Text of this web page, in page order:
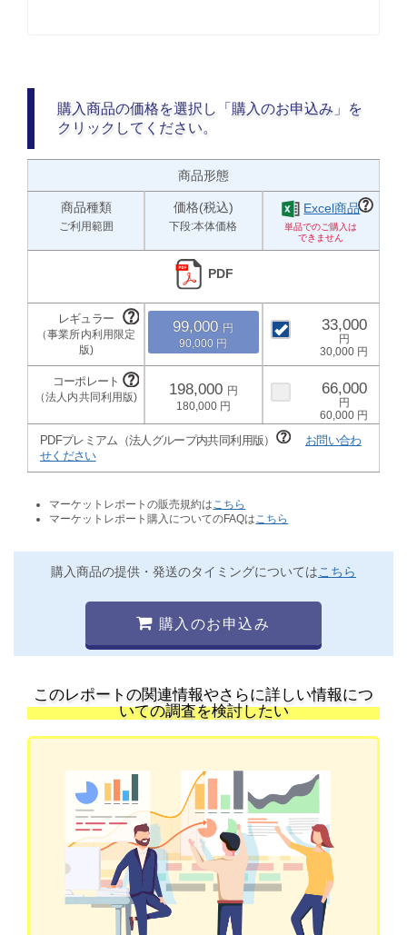
購入商品の価格を選択し「購入のお申込み」を
クリックしてください。
商品形態
商品種類
ご利用範囲
価格(税込)
下段:本体価格
Excel商品
PDF
99,000
90,000
33,000
30,000
198,000
180,000
66,000
60,000
PDFプレミアム（法人グループ内共同利用版）
お問い合わ
せください
マーケットレポートの販売規約は こちら
マーケットレポート購入についてのFAQは こちら
購入商品の提供・発送のタイミングについてはこちら
購入のお申込み
このレポートの関連情報やさらに詳しい情報につ
いての調査を検討したい